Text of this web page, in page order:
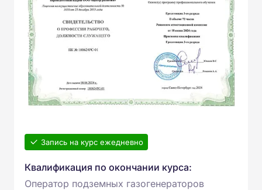
Запись на курс ежедневно
Квалификация по окончании курса:
Оператор подземных газогенераторов